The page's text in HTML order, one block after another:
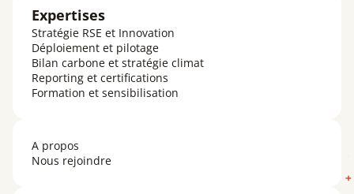
Expertises
Stratégie RSE et Innovation
Déploiement et pilotage
Bilan carbone et stratégie climat
Reporting et certifications
Formation et sensibilisation
A propos
Nous rejoindre